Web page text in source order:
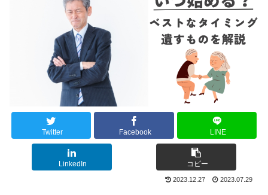
Twitter Facebook LINE
LinkedIn コピー
2023.12.27 2023.07.29